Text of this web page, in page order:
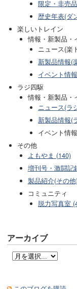
限定・非売
歴史年表(ダ
楽しいトレイン
情報・新製品・
ニュース(楽
新製品情報(
イベント情
ラジ四駆
情報・新製品・
ニュース(ラ
新製品情報(
イベント情
その他
よもやま (140)
増刊号・激闘記
製品紹介(その
コミュニティ
脱力写真室
アーカイブ